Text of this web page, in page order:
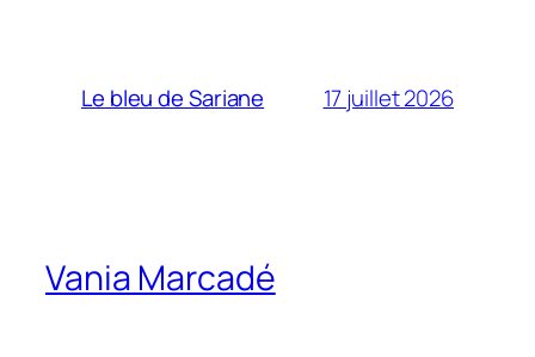
Le bleu de Sariane 17 juillet 2026
Vania Marcadé